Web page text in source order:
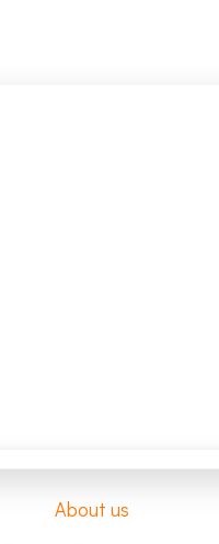
About us